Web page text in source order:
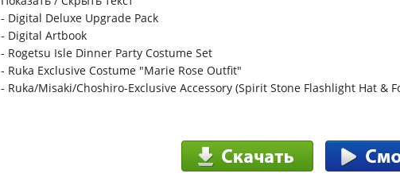
- Digital Deluxe Upgrade Pack
- Digital Artbook
- Rogetsu Isle Dinner Party Costume Set
- Ruka Exclusive Costume "Marie Rose Outfit"
- Ruka/Misaki/Choshiro-Exclusive Accessory (Spirit Stone Flashlight Hat &